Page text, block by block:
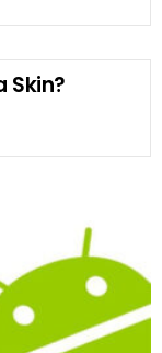
Skin?